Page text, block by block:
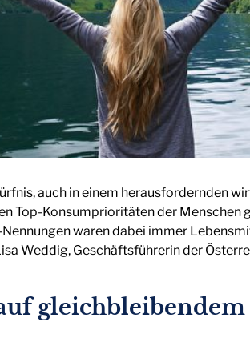
auch in einem herausfordernden
Top-Konsumprioritäten der
waren dabei immer
Weddig, Geschäftsführerin der